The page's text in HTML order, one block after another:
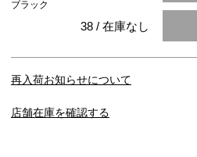
ブラック
38 / 在庫なし
再入荷お知らせについて
店舗在庫を確認する